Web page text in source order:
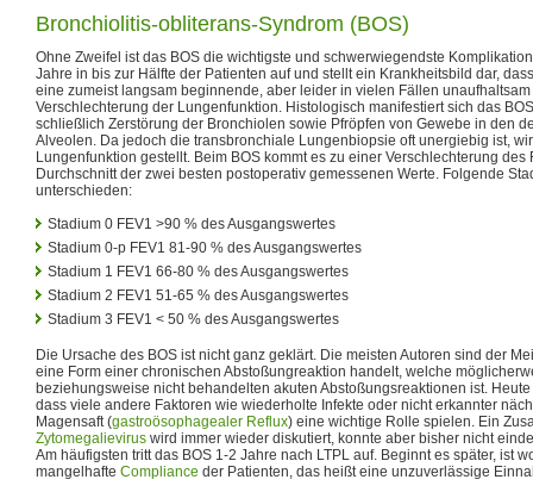
Bronchiolitis-obliterans-Syndrom (BOS)
Ohne Zweifel ist das BOS die wichtigste und schwerwiegendste
Jahre in bis zur Hälfte der Patienten auf und stellt ein Krankheitsbild dar,
eine zumeist langsam beginnende, aber leider in vielen Fällen
Verschlechterung der Lungenfunktion. Histologisch manifestiert sich das
schließlich Zerstörung der Bronchiolen sowie Pfröpfen von Gewebe in den
Alveolen. Da jedoch die transbronchiale Lungenbiopsie oft unergiebig ist,
Lungenfunktion gestellt. Beim BOS kommt es zu einer Verschlechterung des
Durchschnitt der zwei besten postoperativ gemessenen Werte. Folgende
unterschieden:
Stadium 0 FEV1 >90 % des Ausgangswertes
Stadium 0-p FEV1 81-90 % des Ausgangswertes
Stadium 1 FEV1 66-80 % des Ausgangswertes
Stadium 2 FEV1 51-65 % des Ausgangswertes
Stadium 3 FEV1 < 50 % des Ausgangswertes
Die Ursache des BOS ist nicht ganz geklärt. Die meisten Autoren sind der
eine Form einer chronischen Abstoßungreaktion handelt, welche
beziehungsweise nicht behandelten akuten Abstoßungsreaktionen ist.
dass viele andere Faktoren wie wiederholte Infekte oder nicht erkannter
Magensaft (gastroösophagealer Reflux) eine wichtige Rolle spielen. Ein
Zytomegalievirus wird immer wieder diskutiert, konnte aber bisher nicht
Am häufigsten tritt das BOS 1-2 Jahre nach LTPL auf. Beginnt es später, ist
mangelhafte Compliance der Patienten, das heißt eine unzuverlässige